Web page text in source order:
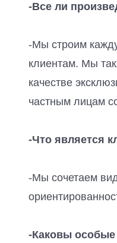
-Все ли
-Мы строим
клиентам. Мы
качестве
частным лицам
-Что является
-Мы сочетаем
-Каковы особые